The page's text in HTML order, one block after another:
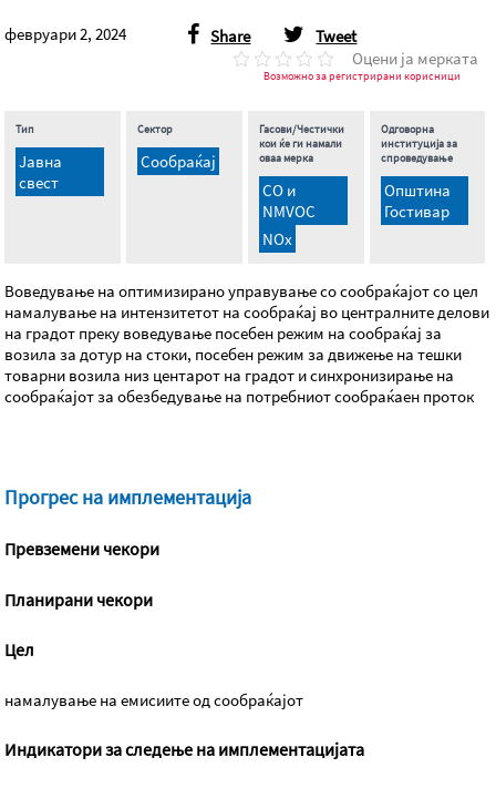
февруари 2, 2024 Share
Tweet
Оцени ја мерката
Возможно за регистрирани корисници
Тип
Јавна
свест
Сектор
Сообраќај
Гасови/Честички
кои ќе ги намали
оваа мерка
CO и
NMVOC
NOx
Одговорна
институција за
спроведување
Општина
Гостивар
Воведување на оптимизирано управување со сообраќајот со цел
намалување на интензитетот на сообраќај во централните делови
на градот преку воведување посебен режим на сообраќај за
возила за дотур на стоки, посебен режим за движење на тешки
товарни возила низ центарот на градот и синхронизирање на
сообраќајот за обезбедување на потребниот сообраќаен проток
Прогрес на имплементација
Превземени чекори
Планирани чекори
Цел
намалување на емисиите од сообраќајот
Индикатори за следење на имплементацијата